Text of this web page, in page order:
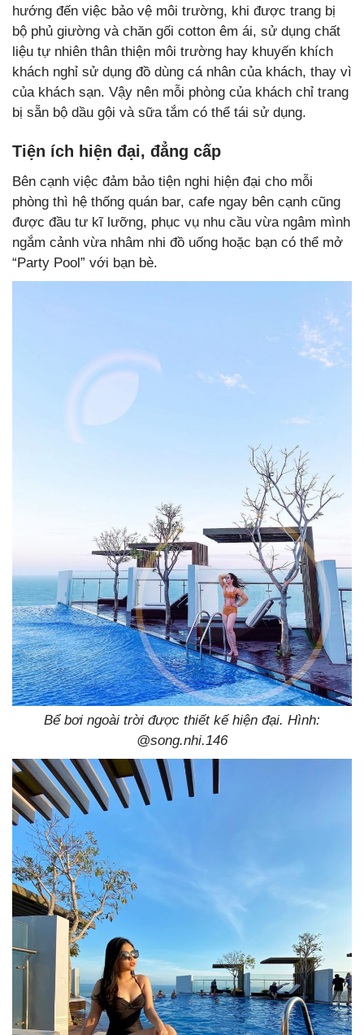
hướng đến việc bảo vệ môi trường, khi được trang bị
bộ phủ giường và chăn gối cotton êm ái, sử dụng chất
liệu tự nhiên thân thiện môi trường hay khuyến khích
khách nghỉ sử dụng đồ dùng cá nhân của khách, thay vì
của khách sạn. Vậy nên mỗi phòng của khách chỉ trang
bị sẵn bộ dầu gội và sữa tắm có thể tái sử dụng.
Tiện ích hiện đại, đẳng cấp
Bên cạnh việc đảm bảo tiện nghi hiện đại cho mỗi
phòng thì hệ thống quán bar, cafe ngay bên cạnh cũng
được đầu tư kĩ lưỡng, phục vụ nhu cầu vừa ngâm mình
ngắm cảnh vừa nhâm nhi đồ uống hoặc bạn có thể mở
“Party Pool” với bạn bè.
Bể bơi ngoài trời được thiết kế hiện đại. Hình:
@song.nhi.146